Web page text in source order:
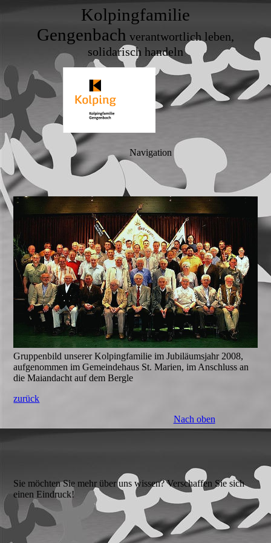
Kolpingfamilie
Gengenbach verantwortlich leben,
solidarisch handeln
Navigation
Gruppenbild unserer Kolpingfamilie im Jubiläumsjahr 2008,
aufgenommen im Gemeindehaus St. Marien, im Anschluss an
die Maiandacht auf dem Bergle
zurück
Nach oben
Sie möchten Sie mehr über uns wissen? Verschaffen Sie sich
einen Eindruck!